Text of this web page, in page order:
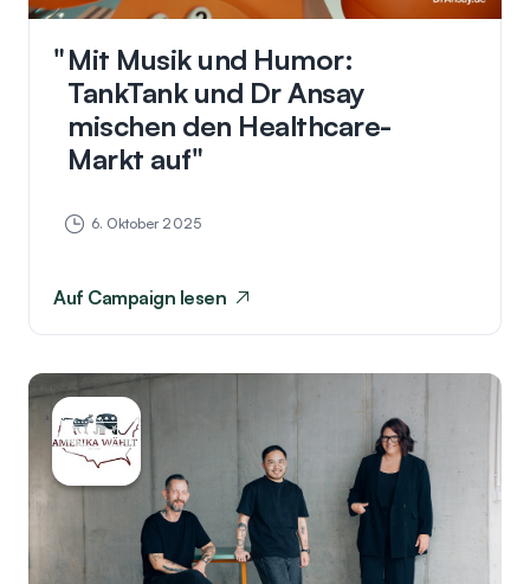
Mit Musik und Humor:
TankTank und Dr Ansay
mischen den Healthcare-
Markt auf
6. Oktober 2025
Auf Campaign lesen